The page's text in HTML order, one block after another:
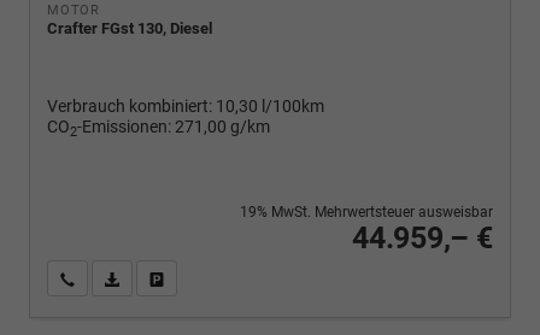
MOTOR
Crafter FGst 130, Diesel
Verbrauch kombiniert: 10,30 l/100km
CO2-Emissionen: 271,00 g/km
44.959,– €
19% MwSt. Mehrwertsteuer ausweisbar
Wir rufen Sie anPDF-Fahrzeugexposé drucken